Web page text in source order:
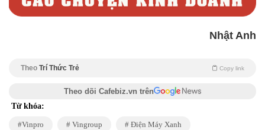
Nhật Anh
Theo Trí Thức Trẻ Copy link
Theo dõi Cafebiz.vn trên
Từ khóa:
Vinpro Vingroup Điện Máy Xanh